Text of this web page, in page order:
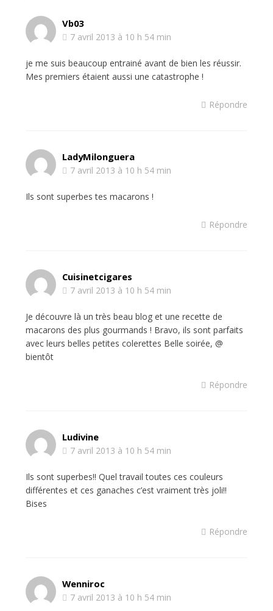
Vb03
7 avril 2013 à 10 h 54 min
je me suis beaucoup entrainé avant de bien les réussir.
Mes premiers étaient aussi une catastrophe !
Répondre
LadyMilonguera
7 avril 2013 à 10 h 54 min
Ils sont superbes tes macarons !
Répondre
Cuisinetcigares
7 avril 2013 à 10 h 54 min
Je découvre là un très beau blog et une recette de
macarons des plus gourmands ! Bravo, ils sont parfaits
avec leurs belles petites colerettes Belle soirée, @
bientôt
Répondre
Ludivine
7 avril 2013 à 10 h 54 min
Ils sont superbes!! Quel travail toutes ces couleurs
différentes et ces ganaches c’est vraiment très joli!!
Bises
Répondre
Wenniroc
7 avril 2013 à 10 h 54 min